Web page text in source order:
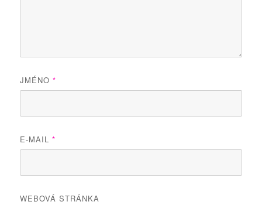
JMÉNO*
E-MAIL*
WEBOVÁ STRÁNKA